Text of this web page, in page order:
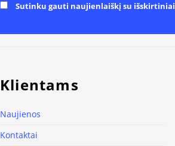
Sutinku gauti naujienlaiškį su
Klientams
Naujienos
Kontaktai